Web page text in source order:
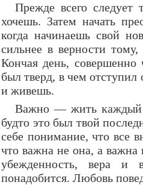
Прежде всего следует
хочешь. Затем начать
когда начинаешь свой
сильнее в верности
Кончая день,
был тверд, в чем отступил
и живешь.
Важно — жить каждый
будто это был твой
себе понимание, что все
что важна не она, а важна
убежденность, вера и
понадобится. Любовь